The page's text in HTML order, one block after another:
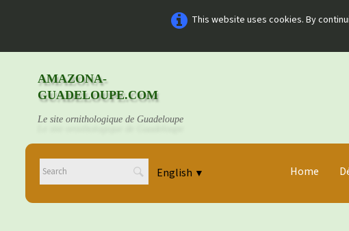
This website uses cookies. By
AMAZONA-
GUADELOUPE.COM
Le site ornithologique de Guadeloupe
English ▼ Home